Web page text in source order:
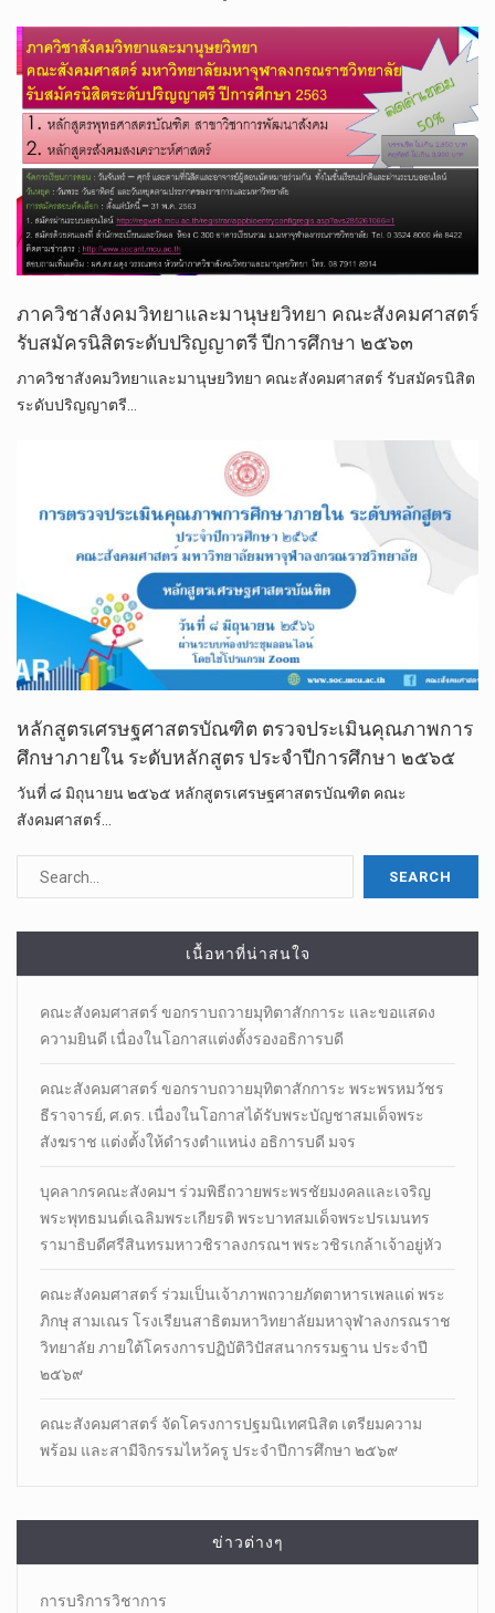
ภาควิชาสังคมวิทยาและมานุษยวิทยา คณะสังคมศาสตร์
รับสมัครนิสิตระดับปริญญาตรี ปีการศึกษา ๒๕๖๓
ภาควิชาสังคมวิทยาและมานุษยวิทยา คณะสังคมศาสตร์ รับสมัครนิสิต
ระดับปริญญาตรี…
หลักสูตรเศรษฐศาสตรบัณฑิต ตรวจประเมินคุณภาพการ
ศึกษาภายใน ระดับหลักสูตร ประจำปีการศึกษา ๒๕๖๕
วันที่ ๘ มิถุนายน ๒๕๖๕ หลักสูตรเศรษฐศาสตรบัณฑิต คณะ
สังคมศาสตร์…
เนื้อหาที่น่าสนใจ
คณะสังคมศาสตร์ ขอกราบถวายมุทิตาสักการะ และขอแสดง
ความยินดี เนื่องในโอกาสแต่งตั้งรองอธิการบดี
คณะสังคมศาสตร์ ขอกราบถวายมุทิตาสักการะ พระพรหมวัชร
ธีราจารย์, ศ.ดร. เนื่องในโอกาสได้รับพระบัญชาสมเด็จพระ
สังฆราช แต่งตั้งให้ดำรงตำแหน่ง อธิการบดี มจร
บุคลากรคณะสังคมฯ ร่วมพิธีถวายพระพรชัยมงคลและเจริญ
พระพุทธมนต์เฉลิมพระเกียรติ พระบาทสมเด็จพระปรเมนทร
รามาธิบดีศรีสินทรมหาวชิราลงกรณฯ พระวชิรเกล้าเจ้าอยู่หัว
คณะสังคมศาสตร์ ร่วมเป็นเจ้าภาพถวายภัตตาหารเพลแด่ พระ
ภิกษุ สามเณร โรงเรียนสาธิตมหาวิทยาลัยมหาจุฬาลงกรณราช
วิทยาลัย ภายใต้โครงการปฏิบัติวิปัสสนากรรมฐาน ประจำปี
๒๕๖๙
คณะสังคมศาสตร์ จัดโครงการปฐมนิเทศนิสิต เตรียมความ
พร้อม และสามีจิกรรมไหว้ครู ประจำปีการศึกษา ๒๕๖๙
ข่าวต่างๆ
การบริการวิชาการ